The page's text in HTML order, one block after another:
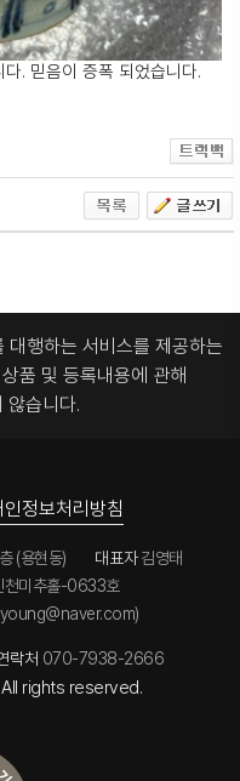
. 믿음이 증폭 되었습니다.
대행하는 서비스를 제공하는
품 및 등록내용에 관해
않습니다.
인정보처리방침
(용현동) 대표자김영태
미추홀-0633호
락처 070-7938-2666
rights reserved.